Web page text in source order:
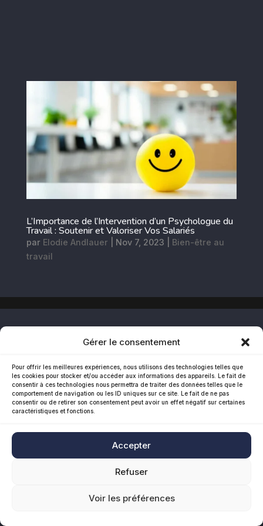
Gérer le consentement
Pour offrir les meilleures expériences, nous utilisons des technologies telles que
les cookies pour stocker et/ou accéder aux informations des appareils. Le fait de
consentir à ces technologies nous permettra de traiter des données telles que le
comportement de navigation ou les ID uniques sur ce site. Le fait de ne pas
consentir ou de retirer son consentement peut avoir un effet négatif sur certaines
caractéristiques et fonctions.
Accepter
Refuser
Voir les préférences
L’Importance de l’Intervention d’un Psychologue du
Travail : Soutenir et Valoriser Vos Salariés
par Elodie Andlauer Nov 7, 2023
Bien-être au
travail